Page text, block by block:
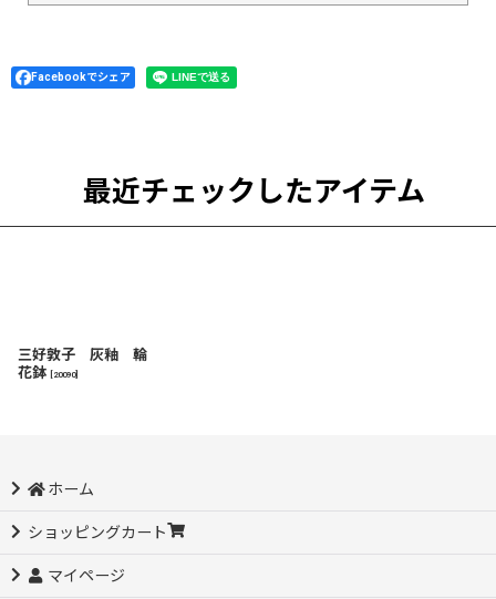
Facebookでシェア
最近チェックしたアイテム
三好敦子 灰釉 輪
花鉢
20090]
ホーム
ショッピングカート
マイページ